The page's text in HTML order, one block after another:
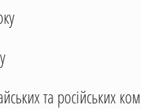
та російських